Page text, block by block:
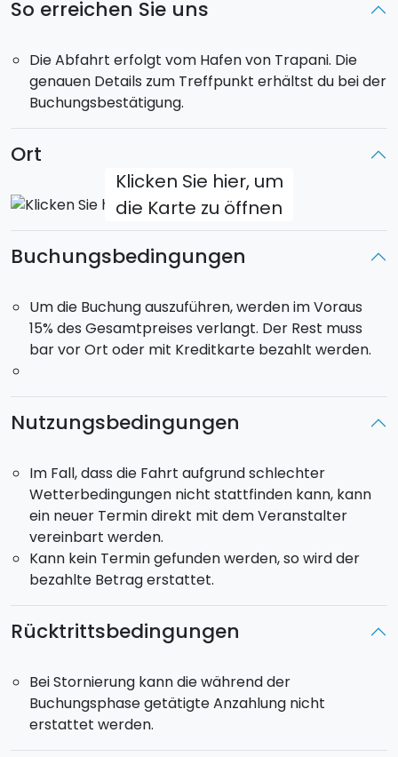
gegrillt (Krebse, Kalamari, Pfeilkalmar, Schwertfisch
Obst, Weißwein oder Rosé, Wasser. Ihr könnt auf dem
Außendeck auf den großenSonnenliegenPlatz
nehmen und die Sonnenstrahlen genießen. Nach dem
Mittagessen werdet ihr an Land anlegen, um
Favignana zu besichtigen. Nach einer weiteren
halbstündigen Fahrt werdet ihr dann die
erreichen. Dort werdet ihr ein weiteres Bad
in den bekanntesten Buchten der Insel machen
können: Cala Calcara, Cala Minnola und Cala Fredda.
Rückkehr nach Trapani mit Ankunft gegen
18.30 Uhr.
Davor erwartet euch aber noch ein leckerer Aperitif.
Maximale Anzahl an Passagieren: 30.
So erreichen Sie uns
Die Abfahrt erfolgt vom Hafen von Trapani. Die
genauen Details zum Treffpunkt erhältst du bei der
Buchungsbestätigung.
Ort
Klicken Sie hier, um
die Karte zu öffnen
Buchungsbedingungen
Um die Buchung auszuführen, werden im Voraus
15% des Gesamtpreises verlangt. Der Rest muss
bar vor Ort oder mit Kreditkarte bezahlt werden.
Nutzungsbedingungen
Im Fall, dass die Fahrt aufgrund schlechter
Wetterbedingungen nicht stattfinden kann, kann
ein neuer Termin direkt mit dem Veranstalter
vereinbart werden.
Kann kein Termin gefunden werden, so wird der
bezahlte Betrag erstattet.
Rücktrittsbedingungen
Bei Stornierung kann die während der
Buchungsphase getätigte Anzahlung nicht
erstattet werden.